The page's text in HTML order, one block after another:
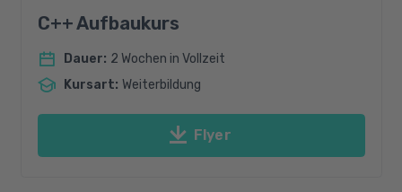
C++ Aufbaukurs
Dauer: 2 Wochen in Vollzeit
Kursart: Weiterbildung
Flyer